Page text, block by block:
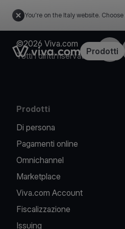
You're on the Italy website.
Link to the homepageProdotti
©2026 Viva.com
Tutti i diritti riservati
Prodotti
Di persona
Pagamenti online
Omnichannel
Marketplace
Viva.com Account
Fiscalizzazione
Issuing